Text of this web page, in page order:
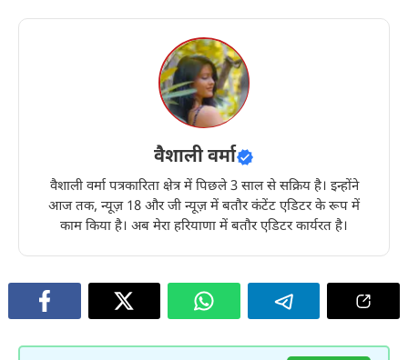
वैशाली वर्मा
वैशाली वर्मा पत्रकारिता क्षेत्र में पिछले 3 साल से सक्रिय है। इन्होंने
आज तक, न्यूज़ 18 और जी न्यूज़ में बतौर कंटेंट एडिटर के रूप में
काम किया है। अब मेरा हरियाणा में बतौर एडिटर कार्यरत है।